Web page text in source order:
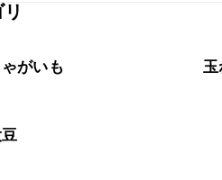
がりいただくことをおすすめします
ゃがいも 玉